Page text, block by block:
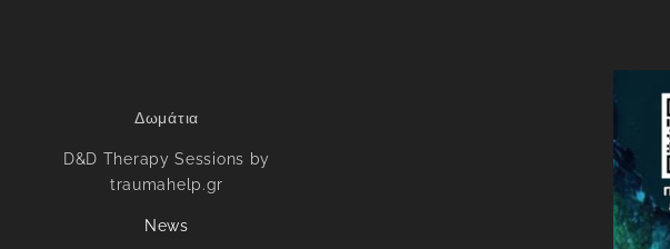
Δωμάτια
D&D Therapy Sessions by
traumahelp.gr
News